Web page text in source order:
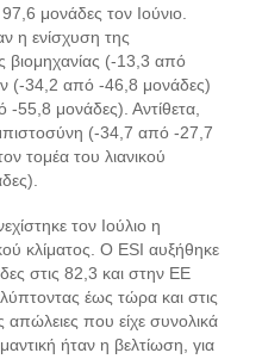
μονάδες τον Ιούνιο.
η ενίσχυση της
βιομηχανίας (-13,3 από
(-34,2 από -46,8 μονάδες)
55,8 μονάδες). Αντίθετα,
(-34,7 από -27,7
τομέα του λιανικού
τον Ιούλιο η
κλίματος. Ο ESI αυξήθηκε
στις 82,3 και στην ΕΕ
έως τώρα και στις
απώλειες που είχε συνολικά
ήταν η βελτίωση, για